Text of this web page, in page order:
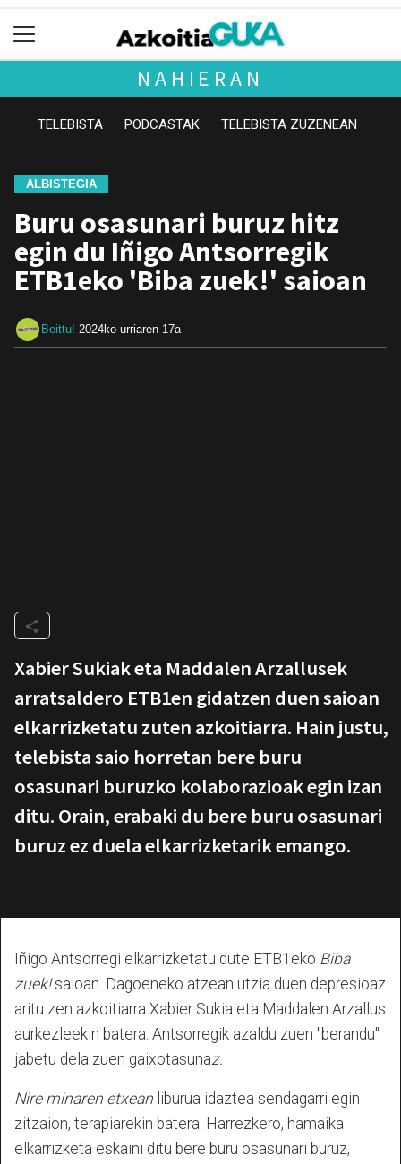
NAHIERAN
TELEBISTA PODCASTAK TELEBISTA ZUZENEAN
ALBISTEGIA
Buru osasunari buruz hitz
egin du Iñigo Antsorregik
ETB1eko 'Biba zuek!' saioan
Beittu! 2024ko urriaren 17a
Xabier Sukiak eta Maddalen Arzallusek
arratsaldero ETB1en gidatzen duen saioan
elkarrizketatu zuten azkoitiarra. Hain justu,
telebista saio horretan bere buru
osasunari buruzko kolaborazioak egin izan
ditu. Orain, erabaki du bere buru osasunari
buruz ez duela elkarrizketarik emango.
Iñigo Antsorregi elkarrizketatu dute ETB1eko Biba
zuek!saioan. Dagoeneko atzean utzia duen depresioaz
aritu zen azkoitiarra Xabier Sukia eta Maddalen Arzallus
aurkezleekin batera. Antsorregik azaldu zuen "berandu"
jabetu dela zuen gaixotasunaz.
Nire minaren etxean liburua idaztea sendagarri egin
zitzaion, terapiarekin batera. Harrezkero, hamaika
elkarrizketa eskaini ditu bere buru osasunari buruz,